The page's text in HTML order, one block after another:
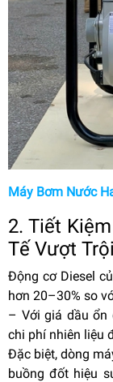
Máy Bơm Nước
2. Tiết
Tế Vượt Trội
Động cơ Diesel
hơn 20–30% so
– Với giá dầu ổn
chi phí nhiên liệu
Đặc biệt, dòng
buồng đốt hiệu